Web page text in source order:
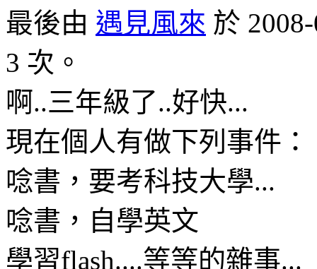
最後由 遇見風來 於
3 次。
啊..三年級了..好快...
現在個人有做下列事件：
唸書，要考科技大學...
唸書，自學英文
學習flash....等等的雜事...